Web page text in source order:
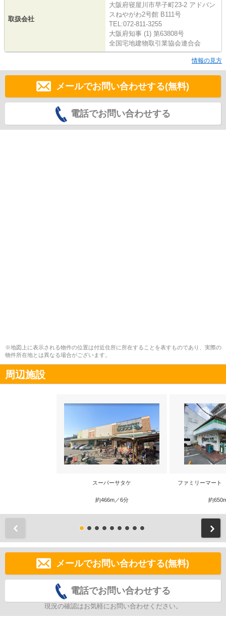
取扱会社
大阪府寝屋川市早子町23-2 アドバン
スねやがわ2号館 B111号
TEL:072-811-3255
大阪府知事 (1) 第63808号
全国宅地建物取引業協会連合会
情報の見方
メールでお問い合わせする(無料)
電話でお問い合わせする
※地図上に表示される物件の位置は付近住所に所在することを表すものであり、実際の
物件所在地とは異なる場合がございます。
周辺施設
スーパーサタケ
約466m／6分
ファミリーマー
約
メールでお問い合わせする(無料)
電話でお問い合わせする
現況の確認はお気軽にお問い合わせください。